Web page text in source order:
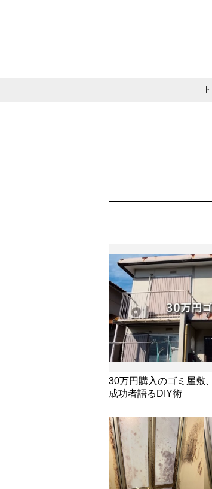
30万円購入のゴミ屋敷
成功者語るDIY術